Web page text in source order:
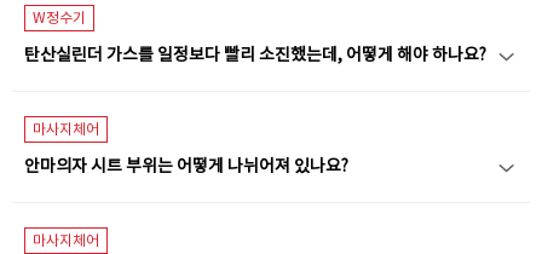
W정수기
탄산실린더 가스를 일정보다 빨리 소진했는데, 어떻게 해야 하나요?
마사지체어
안마의자 시트 부위는 어떻게 나뉘어져 있나요?
마사지체어